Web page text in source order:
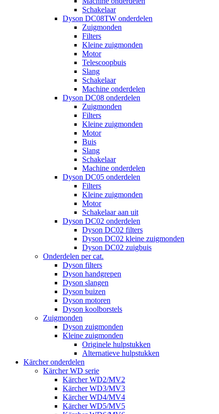
Schakelaar
Dyson DC08TW onderdelen
Zuigmonden
Filters
Kleine zuigmonden
Motor
Telescoopbuis
Slang
Schakelaar
Machine onderdelen
Dyson DC08 onderdelen
Zuigmonden
Filters
Kleine zuigmonden
Motor
Buis
Slang
Schakelaar
Machine onderdelen
Dyson DC05 onderdelen
Filters
Kleine zuigmonden
Motor
Schakelaar aan uit
Dyson DC02 onderdelen
Dyson DC02 filters
Dyson DC02 kleine zuigmonden
Dyson DC02 zuigbuis
Onderdelen per cat.
Dyson filters
Dyson handgrepen
Dyson slangen
Dyson buizen
Dyson motoren
Dyson koolborstels
Zuigmonden
Dyson zuigmonden
Kleine zuigmonden
Originele hulpstukken
Alternatieve hulpstukken
Kärcher onderdelen
Kärcher WD serie
Kärcher WD2/MV2
Kärcher WD3/MV3
Kärcher WD4/MV4
Kärcher WD5/MV5